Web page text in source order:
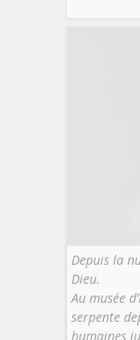
Depuis la
Dieu.
Au musée
serpente
humaines